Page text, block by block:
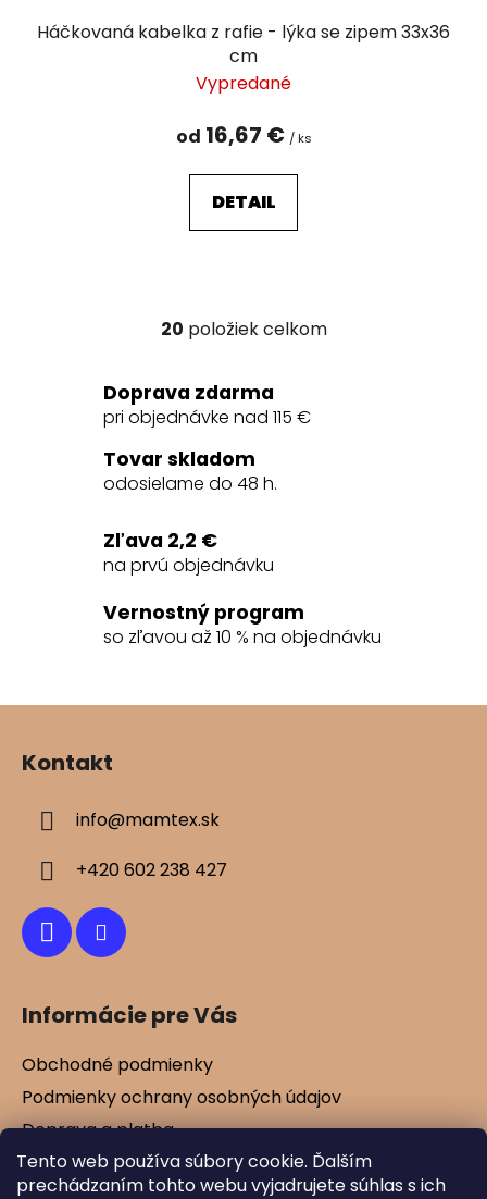
Tento web používa súbory cookie. Ďalším
prechádzaním tohto webu vyjadrujete súhlas s ich
Háčkovaná kabelka z rafie - lýka se zipem 33x36
cm
Vypredané
od 16,67 € / ks
DETAIL
O
l
á
a
c
p
r
v
k
y
ý
20 položiek celkom
Doprava zdarma
pri objednávke nad 115 €
Tovar skladom
odosielame do 48 h.
Zľava 2,2 €
na prvú objednávku
Vernostný program
so zľavou až 10 % na objednávku
Z
Kontakt
info@mamtex.sk
+420 602 238 427
Informácie pre Vás
Obchodné podmienky
Podmienky ochrany osobných údajov
Doprava a platba
Kontakty